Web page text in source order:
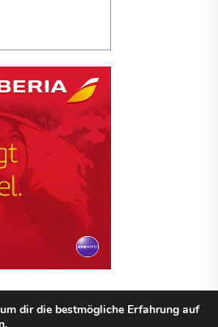
dir die bestmögliche Erfahrung auf